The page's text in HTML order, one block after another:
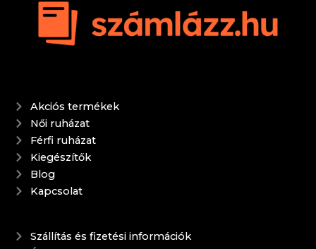
Akciós termékek
Női ruházat
Férfi ruházat
Kiegészítők
Blog
Kapcsolat
Szállítás és fizetési információk